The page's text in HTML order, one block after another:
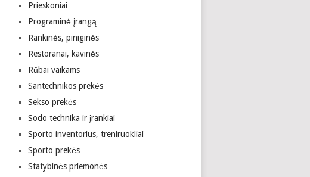
Prieskoniai
Programinė įrangą
Rankinės, piniginės
Restoranai, kavinės
Rūbai vaikams
Santechnikos prekės
Sekso prekės
Sodo technika ir įrankiai
Sporto inventorius, treniruokliai
Sporto prekės
Statybinės priemonės